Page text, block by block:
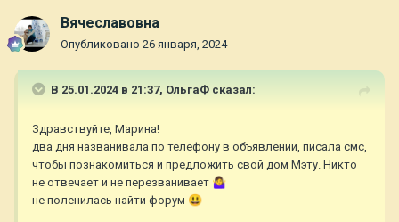
Вячеславовна
Опубликовано 26 января, 2024
В 25.01.2024 в 21:37, ОльгаФ сказал:
Здравствуйте, Марина!
два дня названивала по телефону в объявлении, писала смс,
чтобы познакомиться и предложить свой дом Мэту. Никто
не отвечает и не перезванивает 🤷‍♀️
не поленилась найти форум 😃